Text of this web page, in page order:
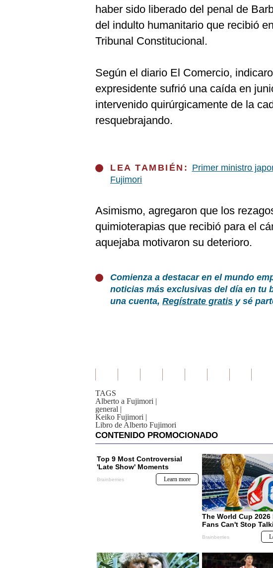
haber sido liberado del penal de
del indulto humanitario que recibió
Tribunal Constitucional.
Según el diario El Comercio,
expresidente sufrió una caída en
intervenido quirúrgicamente de la
resquebrajando.
LEA TAMBIÉN: Primer ministro
Fujimori
Asimismo, agregaron que los
quimioterapias que recibió para el
aquejaba motivaron su deterioro.
Comienza a destacar en el mundo
noticias más exclusivas del día en tu
una cuenta, Regístrate gratis y sé
TAGS
Alberto a Fujimori |
general |
Keiko Fujimori |
Libro de Alberto Fujimori